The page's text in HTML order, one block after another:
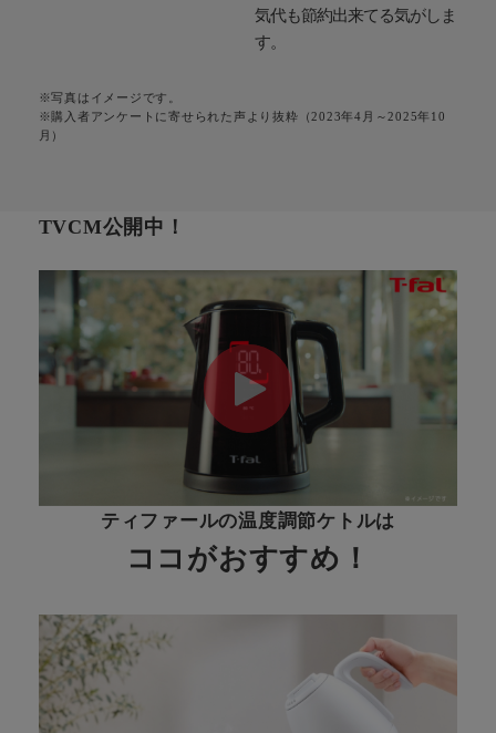
気代も節約出来てる気がしま
す。
※写真はイメージです。
※購入者アンケートに寄せられた声より抜粋（2023年4月～2025年10
月）
TVCM公開中！
ティファールの温度調節ケトルは
ココがおすすめ！